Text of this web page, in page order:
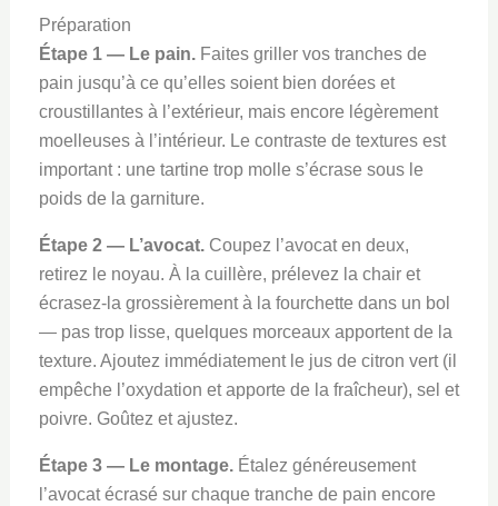
Préparation
Étape 1 — Le pain.Faites griller vos tranches de
pain jusqu’à ce qu’elles soient bien dorées et
croustillantes à l’extérieur, mais encore légèrement
moelleuses à l’intérieur. Le contraste de textures est
important : une tartine trop molle s’écrase sous le
poids de la garniture.
Étape 2 — L’avocat.Coupez l’avocat en deux,
retirez le noyau. À la cuillère, prélevez la chair et
écrasez-la grossièrement à la fourchette dans un bol
— pas trop lisse, quelques morceaux apportent de la
texture. Ajoutez immédiatement le jus de citron vert (il
empêche l’oxydation et apporte de la fraîcheur), sel et
poivre. Goûtez et ajustez.
Étape 3 — Le montage.Étalez généreusement
l’avocat écrasé sur chaque tranche de pain encore